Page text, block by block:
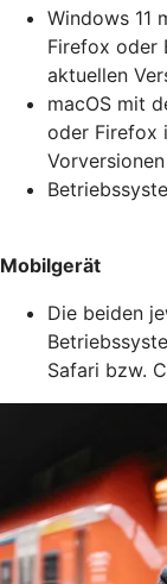
Windows 11
Firefox oder
aktuellen
macOS mit
oder Firefox
Vorversionen
Mobilgerät
Die beiden
Safari bzw.